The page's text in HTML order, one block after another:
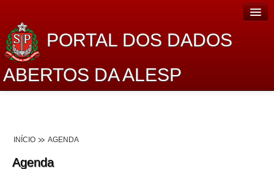
PORTAL DOS DADOS
ABERTOS DA ALESP
INÍCIO AGENDA
Agenda